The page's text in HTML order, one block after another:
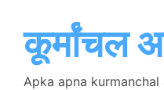
contentकूर्मांचल
Apka apna kurmanchal